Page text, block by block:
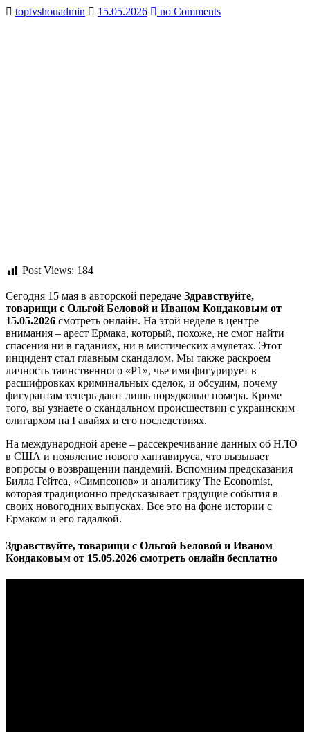
toptvshouadmin 15.05.2026 no Comments
Post Views: 184
Сегодня 15 мая в авторской передаче Здравствуйте,
товарищи с Ольгой Беловой и Иваном Кондаковым от
15.05.2026 смотреть онлайн. На этой неделе в центре
внимания – арест Ермака, который, похоже, не смог найти
спасения ни в гаданиях, ни в мистических амулетах. Этот
инцидент стал главным скандалом. Мы также раскроем
личность таинственного «Р1», чье имя фигурирует в
расшифровках криминальных сделок, и обсудим, почему
фигурантам теперь дают лишь порядковые номера. Кроме
того, вы узнаете о скандальном происшествии с украинским
олигархом на Гавайях и его последствиях.
На международной арене – рассекречивание данных об НЛО
в США и появление нового хантавируса, что вызывает
вопросы о возвращении пандемий. Вспомним предсказания
Билла Гейтса, «Симпсонов» и аналитику The Economist,
которая традиционно предсказывает грядущие события в
своих новогодних выпусках. Все это на фоне истории с
Ермаком и его гадалкой.
Здравствуйте, товарищи с Ольгой Беловой и Иваном
Кондаковым от 15.05.2026 смотреть онлайн бесплатно